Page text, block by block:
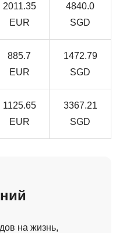
2011.35
EUR
4840.0
SGD
885.7
EUR
1472.79
SGD
1125.65
EUR
3367.21
SGD
на жизнь,